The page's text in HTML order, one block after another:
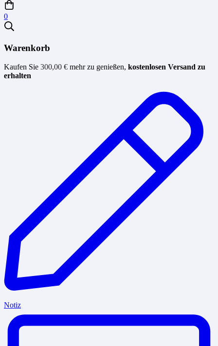
0
Warenkorb
Kaufen Sie 300,00 € mehr zu genießen, kostenlosen Versand zu
erhalten
Notiz